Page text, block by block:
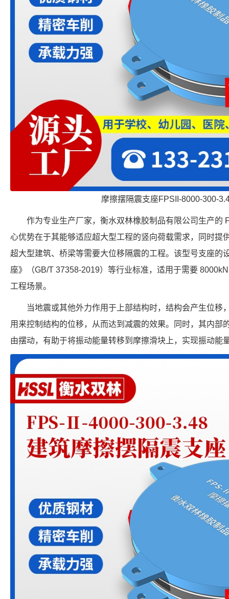
摩擦摆隔震支座FPSII-8000-300-
作为专业生产厂家，衡水双林橡胶制品有限公司生产的
心优势在于其能够适应超大型工程的竖向荷载需求，同时提
超大型建筑、桥梁等需要大位移隔震的工程。该型号支座的
座》（GB/T 37358-2019）等行业标准，适用于需要
工程场景。
当地震或其他外力作用于上部结构时，结构会产生位移
用来控制结构的位移，从而达到减震的效果。同时，其内部
由摆动，有助于将振动能量转移到摩擦滑块上，实现振动能